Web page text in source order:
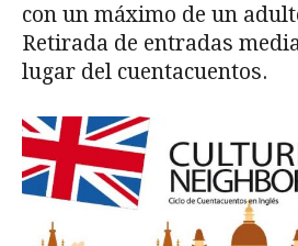
con un máximo de un
Retirada de entradas
lugar del cuentacuentos.